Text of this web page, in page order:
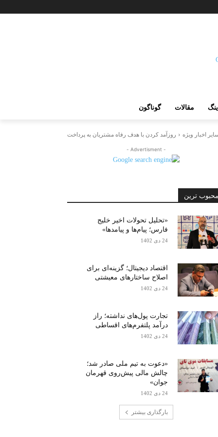
مقالات گوناگون
اخبار ویژه روزآمد کردن با هدف رفاه مشتریان به پرداخت
- Advertisment -
محبوب ترین
«تحلیل تحولات اخیر خلیج
فارس؛ پیام‌ها و پیامدها»
24 دی 1402
اقتصاد دیجیتال؛ گزینه‌ای برای
اصلاح ساختارهای معیشتی
24 دی 1402
تجارت پول‌های نداشته؛ راز
درآمد پلتفرم‌های اقساطی
24 دی 1402
«دعوت به تیم ملی صادر شد؛
چالش مالی پیش‌روی قهرمان
جوان»
24 دی 1402
بارگذاری بیشتر